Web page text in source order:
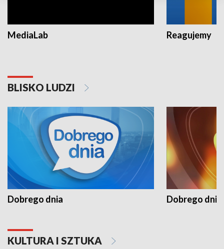
MediaLab Reagujemy
BLISKO LUDZI
Dobrego dnia Dobrego dnia
KULTURA I SZTUKA